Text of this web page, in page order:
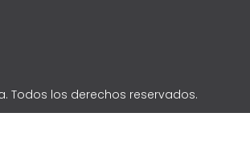
Todos los derechos reservados.